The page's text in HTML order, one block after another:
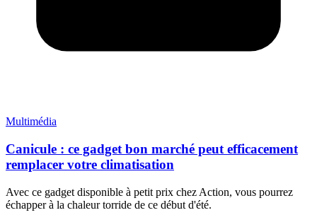
Multimédia
Canicule : ce gadget bon marché peut efficacement
remplacer votre climatisation
Avec ce gadget disponible à petit prix chez Action, vous pourrez
échapper à la chaleur torride de ce début d'été.